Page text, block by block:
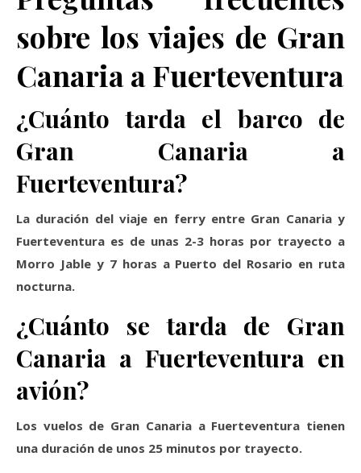
sobre los viajes de Gran
Canaria a Fuerteventura
¿Cuánto tarda el barco de
Gran Canaria a
Fuerteventura?
La duración del viaje en ferry entre Gran Canaria y
Fuerteventura es de unas 2-3 horas por trayecto a
Morro Jable y 7 horas a Puerto del Rosario en ruta
nocturna.
¿Cuánto se tarda de Gran
Canaria a Fuerteventura en
avión?
Los vuelos de Gran Canaria a Fuerteventura tienen
una duración de unos 25 minutos por trayecto.